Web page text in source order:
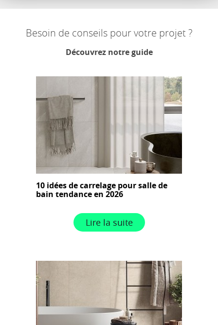
Besoin de conseils pour votre projet ?
Découvrez notre guide
10 idées de carrelage pour salle de
bain tendance en 2026
Lire la suite